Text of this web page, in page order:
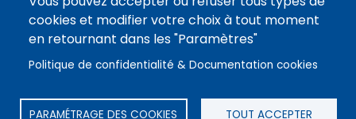
cookies et modifier votre choix à tout moment
en retournant dans les "Paramètres"
Politique de confidentialité & Documentation cookies
PARAMÉTRAGE DES COOKIES TOUT ACCEPTER
Suivez-nous